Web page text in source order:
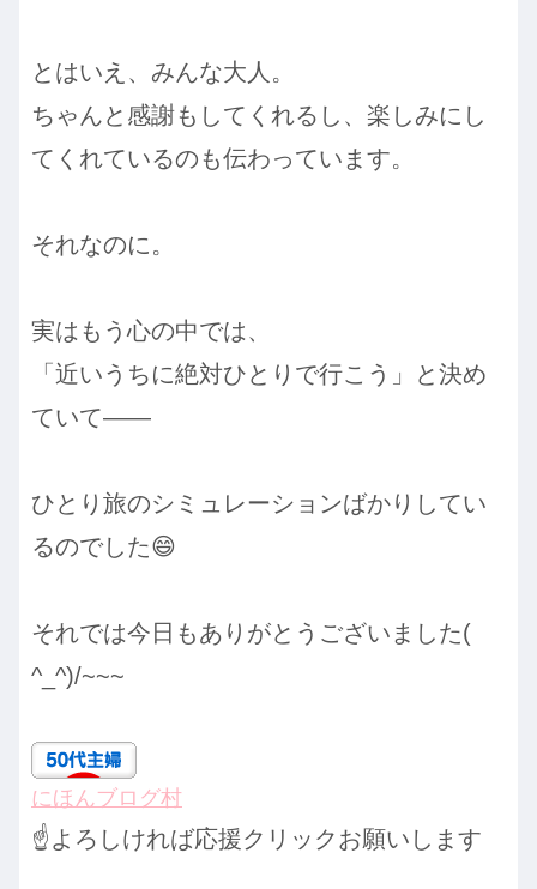
とはいえ、みんな大人。
ちゃんと感謝もしてくれるし、楽しみにし
てくれているのも伝わっています。
それなのに。
実はもう心の中では、
「近いうちに絶対ひとりで行こう」と決め
ていて——
ひとり旅のシミュレーションばかりしてい
るのでした😄
それでは今日もありがとうございました(
^_^)/~~~
にほんブログ村
☝️よろしければ応援クリックお願いします